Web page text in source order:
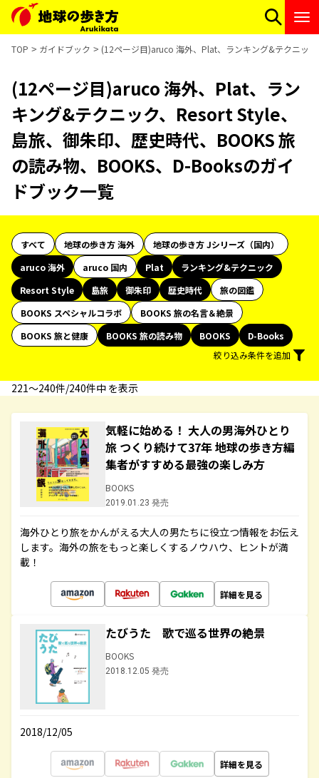
TOP ガイドブック (12ページ目)aruco 海外、Plat、ランキング&テクニッ
(12ページ目)aruco 海外、Plat、ラン
キング&テクニック、Resort Style、
島旅、御朱印、歴史時代、BOOKS 旅
の読み物、BOOKS、D-Booksのガイ
ドブック一覧
すべて 地球の歩き方 海外
地球の歩き方 Jシリーズ（国内）
aruco 海外
aruco 国内 Plat
ランキング&テクニック
Resort Style
島旅 御朱印 歴史時代
旅の図鑑
BOOKS スペシャルコラボ
BOOKS 旅の名言＆絶景
BOOKS 旅と健康
BOOKS 旅の読み物 BOOKS
D-Books
絞り込み条件を追加
221〜240件/240件中 を表示
気軽に始める！ 大人の男海外ひとり
旅 つくり続けて37年 地球の歩き方編
集者がすすめる最強の楽しみ方
BOOKS
2019.01.23 発売
海外ひとり旅をかんがえる大人の男たちに役立つ情報をお伝え
します。海外の旅をもっと楽しくするノウハウ、ヒントが満
載！
詳細を見る
たびうた 歌で巡る世界の絶景
BOOKS
2018.12.05 発売
2018/12/05
詳細を見る